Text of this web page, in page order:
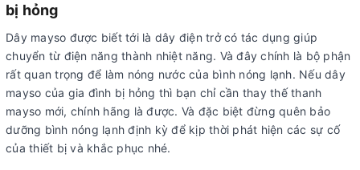
bị hỏng
Dây mayso được biết tới là dây điện trở có tác dụng giúp
chuyển từ điện năng thành nhiệt năng. Và đây chính là bộ phận
rất quan trọng để làm nóng nước của bình nóng lạnh. Nếu dây
mayso của gia đình bị hỏng thì bạn chỉ cần thay thế thanh
mayso mới, chính hãng là được. Và đặc biệt đừng quên bảo
dưỡng bình nóng lạnh định kỳ để kịp thời phát hiện các sự cố
của thiết bị và khắc phục nhé.